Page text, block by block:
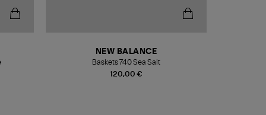
120,00 €
NEW BALANCE
Baskets 740 Sea Salt